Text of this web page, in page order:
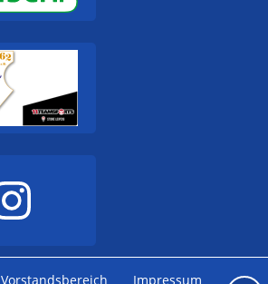
Vorstandsbereich Impressum